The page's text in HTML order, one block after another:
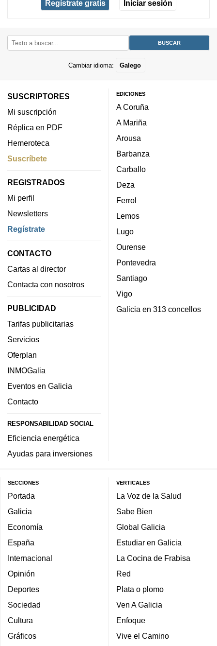
Regístrate gratis Iniciar sesión
Cambiar idioma: Galego
SUSCRIPTORES
Mi suscripción
Réplica en PDF
Hemeroteca
Suscríbete
REGISTRADOS
Mi perfil
Newsletters
Regístrate
CONTACTO
Cartas al director
Contacta con nosotros
PUBLICIDAD
Tarifas publicitarias
Servicios
Oferplan
INMOGalia
Eventos en Galicia
Contacto
RESPONSABILIDAD SOCIAL
Eficiencia energética
Ayudas para inversiones
EDICIONES
A Coruña
A Mariña
Arousa
Barbanza
Carballo
Deza
Ferrol
Lemos
Lugo
Ourense
Pontevedra
Santiago
Vigo
Galicia en 313 concellos
SECCIONES
Portada
Galicia
Economía
España
Internacional
Opinión
Deportes
Sociedad
Cultura
Gráficos
VERTICALES
La Voz de la Salud
Sabe Bien
Global Galicia
Estudiar en Galicia
La Cocina de Frabisa
Red
Plata o plomo
Ven A Galicia
Enfoque
Vive el Camino